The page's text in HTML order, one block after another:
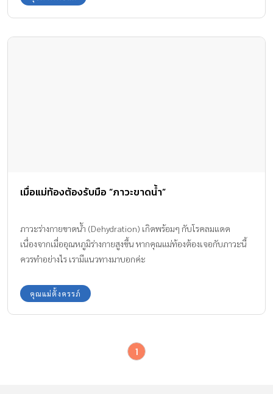
เมื่อแม่ท้องต้องรับมือ “ภาวะขาดน้ำ”
ภาวะร่างกายขาดน้ำ (Dehydration) เกิดพร้อมๆ กับโรคลมแดด
เนื่องจากเมื่ออุณหภูมิร่างกายสูงขึ้น หากคุณแม่ท้องต้องเจอกับภาวะนี้
ควรทำอย่างไร เรามีแนวทางมาบอกค่ะ
คุณแม่ตั้งครรภ์
1